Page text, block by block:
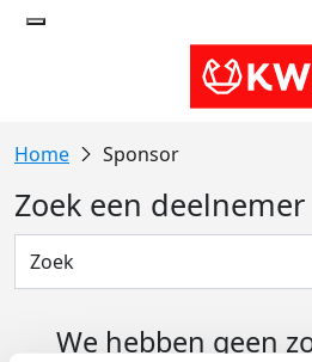
Sponsor
Zoek een deelnemer
We hebben geen